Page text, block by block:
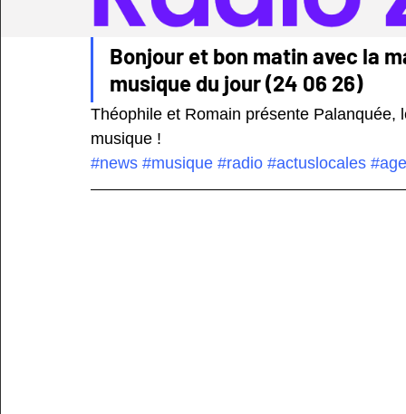
Bonjour et bon matin avec la
musique du jour (24 06 26)
Théophile et Romain présente
musique !
#news #musique #radio #actuslocales